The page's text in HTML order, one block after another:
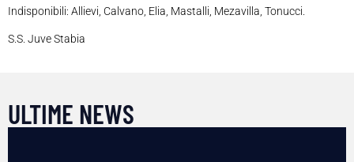
Indisponibili: Allievi, Calvano, Elia, Mastalli, Mezavilla, Tonucci.
S.S. Juve Stabia
ULTIME NEWS